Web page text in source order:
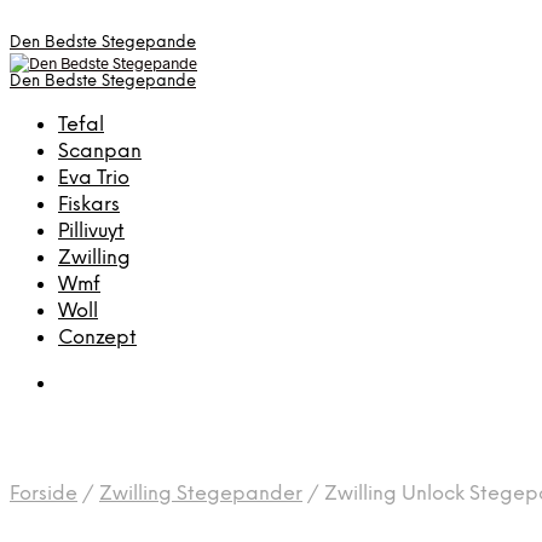
Den Bedste Stegepande
Den Bedste Stegepande
Tefal
Scanpan
Eva Trio
Fiskars
Pillivuyt
Zwilling
Wmf
Woll
Conzept
Forside / Zwilling Stegepander / Zwilling Unlock